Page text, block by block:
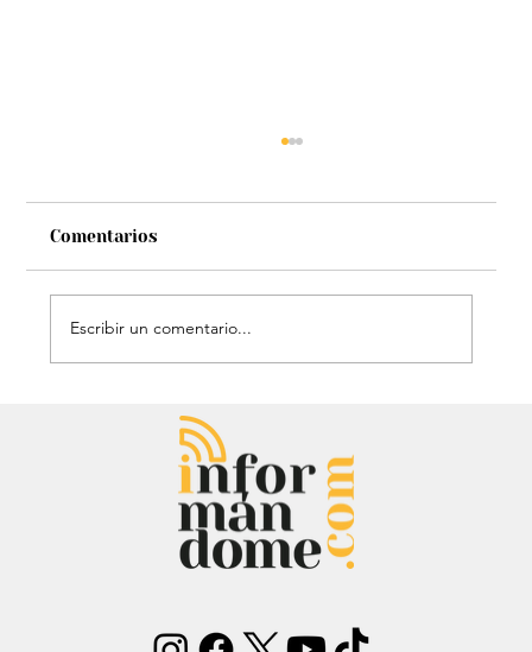
Mauricio Lizcano apuesta por la
ciencia: Anuncia a investigador del
Atlántico como fórmula
vicepresidencial
Comentarios
Escribir un comentario...